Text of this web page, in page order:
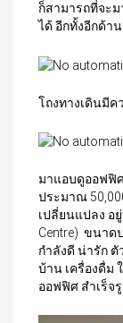
ก็สามารถที่จะม
ได้ อีกทั้งอีกด้า
โถงทางเดินมีค
มาแอบดูออฟฟิ
ประมาณ
เปลี่ยนแปลง อ
Centre) ขนาด
กำลังดี น่ารัก ตั
บ้าน เครื่องดื่ม
ออฟฟิศ สำเร็จ